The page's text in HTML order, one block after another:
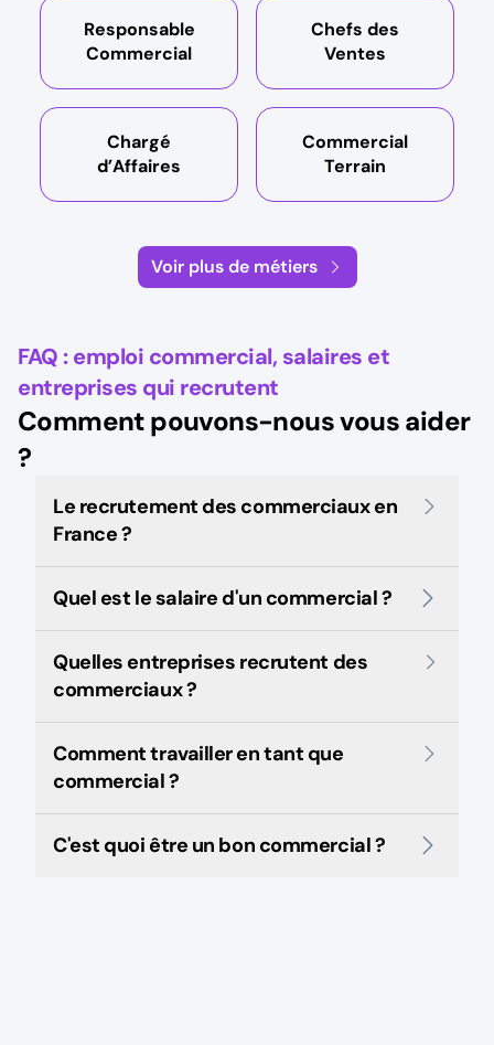
Responsable
Commercial
Chefs des
Ventes
Chargé
d’Affaires
Commercial
Terrain
Voir plus de métiers
FAQ : emploi commercial, salaires et
entreprises qui recrutent
Comment pouvons-nous vous aider
?
Le recrutement des commerciaux en
France ?
Quel est le salaire d'un commercial ?
Quelles entreprises recrutent des
commerciaux ?
Comment travailler en tant que
commercial ?
C'est quoi être un bon commercial ?